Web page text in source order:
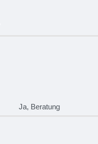
Ja, Beratung